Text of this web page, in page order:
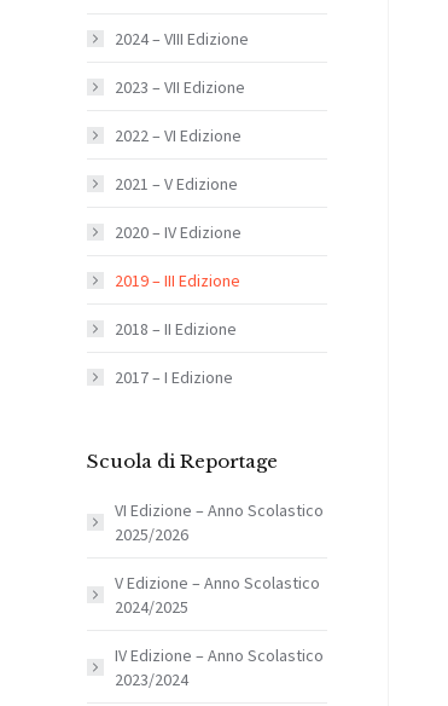
2024 – VIII Edizione
2023 – VII Edizione
2022 – VI Edizione
2021 – V Edizione
2020 – IV Edizione
2019 – III Edizione
2018 – II Edizione
2017 – I Edizione
Scuola di Reportage
VI Edizione – Anno Scolastico
2025/2026
V Edizione – Anno Scolastico
2024/2025
IV Edizione – Anno Scolastico
2023/2024